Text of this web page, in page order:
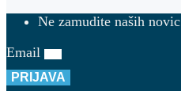
Ne zamudite naših novic
Email
PRIJAVA